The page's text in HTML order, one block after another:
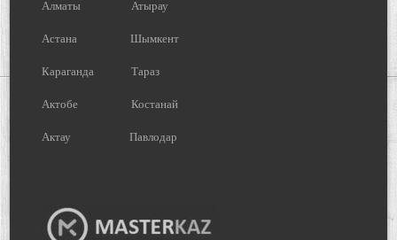
Алматы Атырау
Астана Шымкент
Караганда Тараз
Актобе Костанай
Актау Павлодар